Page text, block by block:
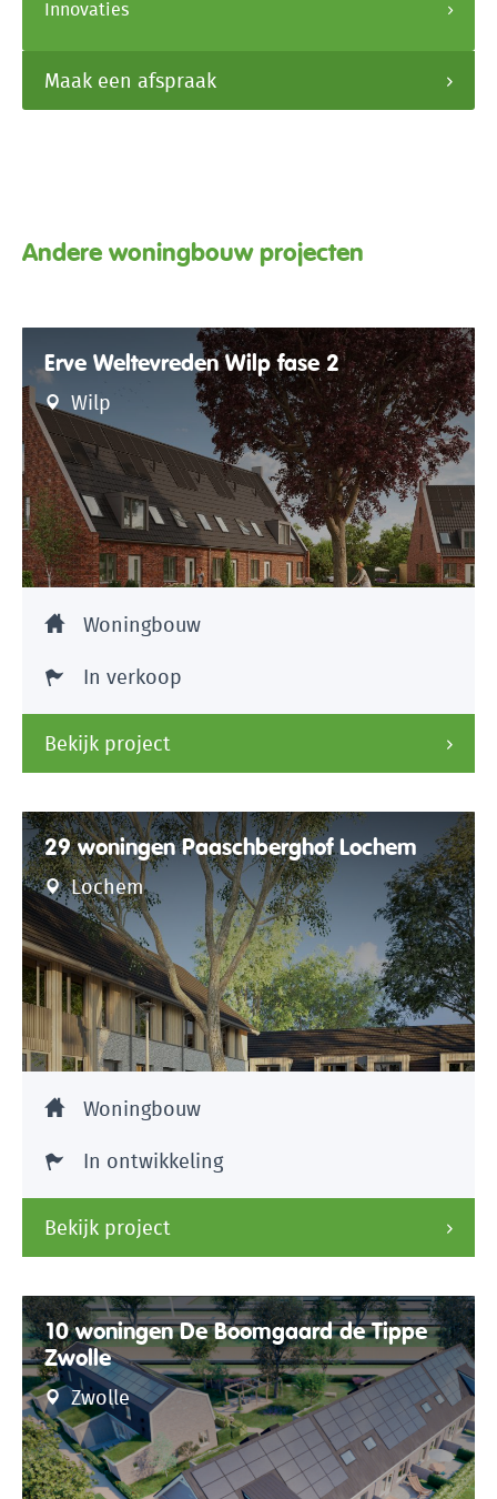
Innovaties
Maak een afspraak
Andere woningbouw projecten
Erve Weltevreden Wilp fase 2
Wilp
Woningbouw
In verkoop
Bekijk project
29 woningen Paaschberghof Lochem
Lochem
Woningbouw
In ontwikkeling
Bekijk project
10 woningen De Boomgaard de Tippe
Zwolle
Zwolle